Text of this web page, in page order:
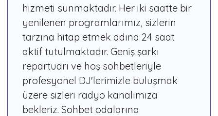
hizmeti sunmaktadır. Her iki saatte bir
yenilenen programlarımız, sizlerin
tarzına hitap etmek adına 24 saat
aktif tutulmaktadır. Geniş şarkı
repartuarı ve hoş sohbetleriyle
profesyonel DJ'lerimizle buluşmak
üzere sizleri radyo kanalımıza
bekleriz. Sohbet odalarına